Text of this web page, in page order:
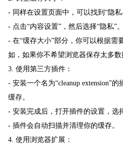
- 同样在设置页面中，可以找到“隐私
- 点击“内容设置”，然后选择“隐私”。
- 在“缓存大小”部分，你可以根据需
如，如果你不希望浏览器保存太多数
3. 使用第三方插件：
- 安装一个名为“cleanup extension”
缓存。
- 安装完成后，打开插件的设置，选
- 插件会自动扫描并清理你的缓存。
4. 使用浏览器扩展：